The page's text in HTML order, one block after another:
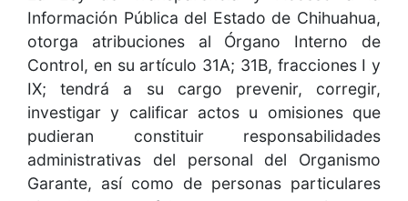
Información Pública del Estado de Chihuahua,
otorga atribuciones al Órgano Interno de
Control, en su artículo 31A; 31B, fracciones I y
IX; tendrá a su cargo prevenir, corregir,
investigar y calificar actos u omisiones que
pudieran constituir responsabilidades
administrativas del personal del Organismo
Garante, así como de personas particulares